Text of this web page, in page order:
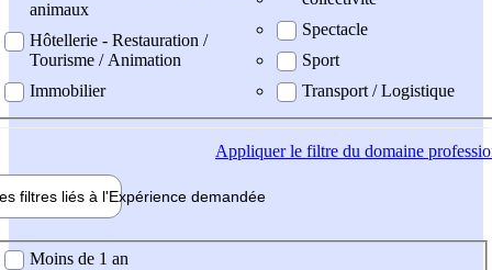
animaux
Hôtellerie - Restauration /
Tourisme / Animation
Immobilier
Spectacle
Sport
Transport / Logistique
Appliquerle filtre du domaine
filtres liés à l'Expérience demandée
demandée
Moins de 1 an